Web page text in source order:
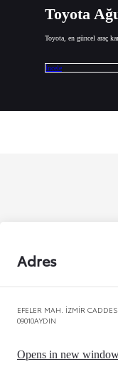
Toyota
Toyota, en güncel araç
İncele
Adres
EFELER MAH. İZMİR
09010AYDIN
Opens in new